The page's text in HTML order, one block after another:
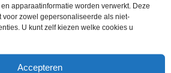
apparaatinformatie worden verwerkt. Deze
zowel gepersonaliseerde als niet-
U kunt zelf kiezen welke cookies u
Accepteren